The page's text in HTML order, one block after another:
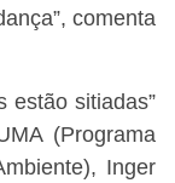
comenta
estão sitiadas”
(Programa
Inger